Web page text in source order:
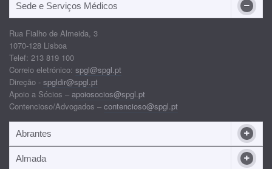
Sede e Serviços Médicos
Rua Fialho de Almeida, 3
1070-128 Lisboa
Telef: 213 819 100
Correio eletrónico: spgl@spgl.pt
Direção - spgldir@spgl.pt
Apoio a Sócios – apoiosocios@spgl.pt
Contencioso/Advogados – contencioso@spgl.pt
Abrantes
Almada